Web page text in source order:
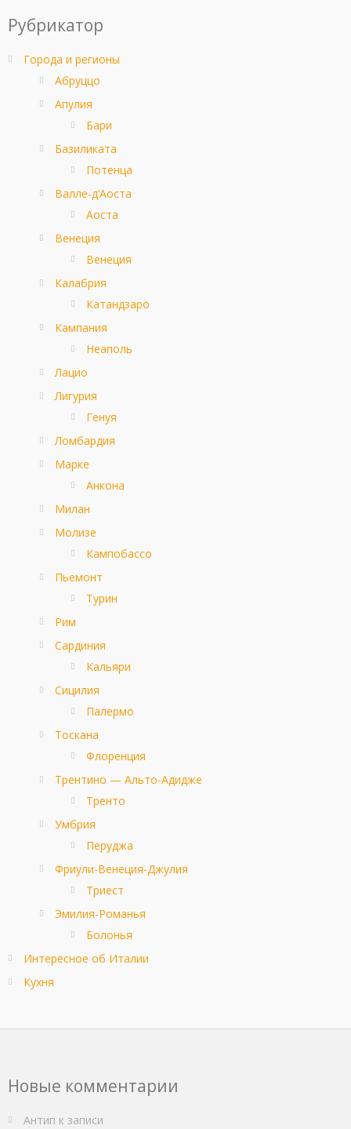
Рубрикатор
Города и регионы
Абруццо
Апулия
Бари
Базиликата
Потенца
Валле-д’Аоста
Аоста
Венеция
Венеция
Калабрия
Катандзаро
Кампания
Неаполь
Лацио
Лигурия
Генуя
Ломбардия
Марке
Анкона
Милан
Молизе
Кампобассо
Пьемонт
Турин
Рим
Сардиния
Кальяри
Сицилия
Палермо
Тоскана
Флоренция
Трентино — Альто-Адидже
Тренто
Умбрия
Перуджа
Фриули-Венеция-Джулия
Триест
Эмилия-Романья
Болонья
Интересное об Италии
Кухня
Новые комментарии
Антип к записи